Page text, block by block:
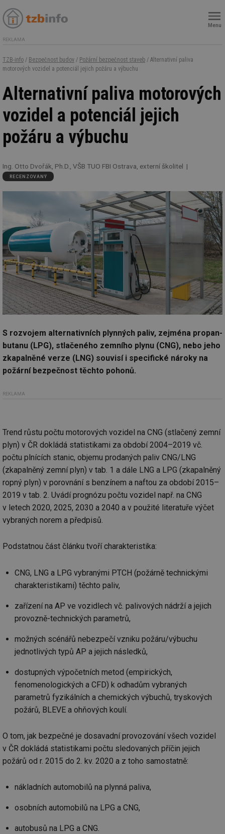
Menu
REKLAMA
TZB-info / Bezpečnost budov / Požární bezpečnost staveb / Alternativní paliva
motorových vozidel a potenciál jejich požáru a výbuchu
Alternativní paliva motorových
vozidel a potenciál jejich
požáru a výbuchu
Ing. Otto Dvořák, Ph.D., VŠB TUO FBI Ostrava, externí školitel
RECENZOVANÝ
S rozvojem alternativních plynných paliv, zejména propan-
butanu (LPG), stlačeného zemního plynu (CNG), nebo jeho
zkapalněné verze (LNG) souvisí i specifické nároky na
požární bezpečnost těchto pohonů.
REKLAMA
Trend růstu počtu motorových vozidel na CNG (stlačený zemní
plyn) v ČR dokládá statistikami za období 2004–2019 vč.
počtu plnících stanic, objemu prodaných paliv CNG/LNG
(zkapalněný zemní plyn) v tab. 1 a dále LNG a LPG (zkapalněný
ropný plyn) v porovnání s benzínem a naftou za období 2015–
2019 v tab. 2. Uvádí prognózu počtu vozidel např. na CNG
v letech 2020, 2025, 2030 a 2040 a v použité literatuře výčet
vybraných norem a předpisů.
Podstatnou část článku tvoří charakteristika:
CNG, LNG a LPG vybranými PTCH (požárně technickými
charakteristikami) těchto paliv,
zařízení na AP ve vozidlech vč. palivových nádrží a jejich
provozně-technických parametrů,
možných scénářů nebezpečí vzniku požáru/výbuchu
jednotlivých typů AP a jejich následků,
dostupných výpočetních metod (empirických,
fenomenologických a CFD) k odhadům vybraných
parametrů fyzikálních a chemických výbuchů, tryskových
požárů, BLEVE a ohňových koulí.
O tom, jak bezpečné je dosavadní provozování všech vozidel
v ČR dokládá statistikami počtu sledovaných příčin jejich
požárů od r. 2015 do 2. kv. 2020 a z toho samostatně:
nákladních automobilů na plynná paliva,
osobních automobilů na LPG a CNG,
autobusů na LPG a CNG.